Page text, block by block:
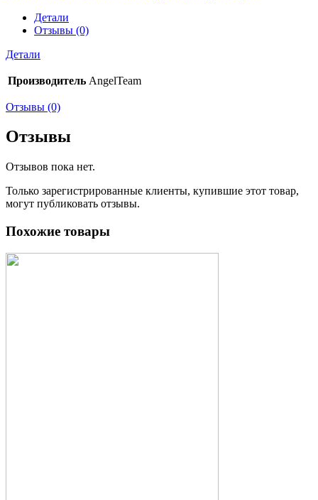
Детали
Отзывы (0)
Детали
Производитель AngelTeam
Отзывы (0)
Отзывы
Отзывов пока нет.
Только зарегистрированные клиенты, купившие этот товар,
могут публиковать отзывы.
Похожие товары